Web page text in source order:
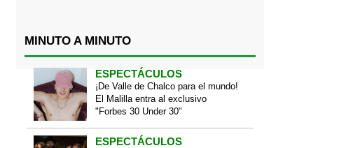
MINUTO A MINUTO
ESPECTÁCULOS
¡De Valle de Chalco para el mundo!
El Malilla entra al exclusivo
"Forbes 30 Under 30"
ESPECTÁCULOS